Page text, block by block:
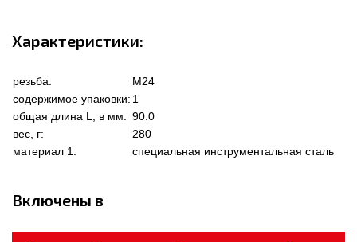
Характеристики:
резьба:
M24
содержимое упаковки: 1
общая длина L, в мм: 90.0
вес, г:
280
материал 1:
специальная инструментальная сталь
Включены в